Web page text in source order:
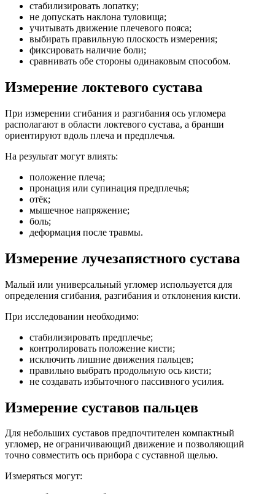
стабилизировать лопатку;
не допускать наклона туловища;
учитывать движение плечевого пояса;
выбирать правильную плоскость измерения;
фиксировать наличие боли;
сравнивать обе стороны одинаковым способом.
Измерение локтевого сустава
При измерении сгибания и разгибания ось угломера
располагают в области локтевого сустава, а бранши
ориентируют вдоль плеча и предплечья.
На результат могут влиять:
положение плеча;
пронация или супинация предплечья;
отёк;
мышечное напряжение;
боль;
деформация после травмы.
Измерение лучезапястного сустава
Малый или универсальный угломер используется для
определения сгибания, разгибания и отклонения кисти.
При исследовании необходимо:
стабилизировать предплечье;
контролировать положение кисти;
исключить лишние движения пальцев;
правильно выбрать продольную ось кисти;
не создавать избыточного пассивного усилия.
Измерение суставов пальцев
Для небольших суставов предпочтителен компактный
угломер, не ограничивающий движение и позволяющий
точно совместить ось прибора с суставной щелью.
Измеряться могут: